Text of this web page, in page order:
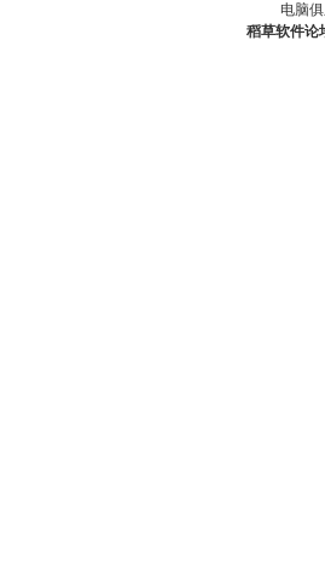
电脑
稻草软件论